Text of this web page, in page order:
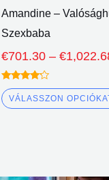
Amandine –
Szexbaba
€701.30 – €
Névleges
4.00
ki 5
VÁLASSZON